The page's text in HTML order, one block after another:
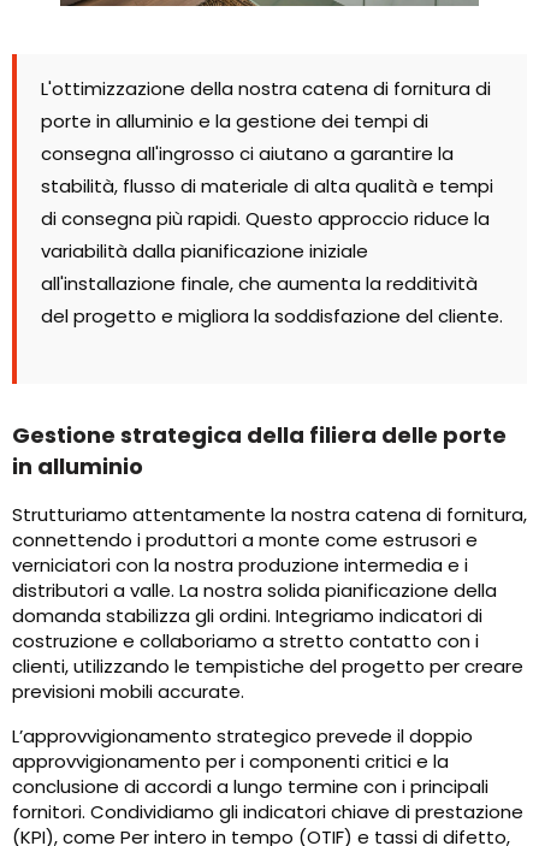
L'ottimizzazione della nostra catena di fornitura di
porte in alluminio e la gestione dei tempi di
consegna all'ingrosso ci aiutano a garantire la
stabilità, flusso di materiale di alta qualità e tempi
di consegna più rapidi. Questo approccio riduce la
variabilità dalla pianificazione iniziale
all'installazione finale, che aumenta la redditività
del progetto e migliora la soddisfazione del cliente.
Gestione strategica della filiera delle porte
in alluminio
Strutturiamo attentamente la nostra catena di fornitura,
connettendo i produttori a monte come estrusori e
verniciatori con la nostra produzione intermedia e i
distributori a valle. La nostra solida pianificazione della
domanda stabilizza gli ordini. Integriamo indicatori di
costruzione e collaboriamo a stretto contatto con i
clienti, utilizzando le tempistiche del progetto per creare
previsioni mobili accurate.
L’approvvigionamento strategico prevede il doppio
approvvigionamento per i componenti critici e la
conclusione di accordi a lungo termine con i principali
fornitori. Condividiamo gli indicatori chiave di prestazione
(KPI), come Per intero in tempo (OTIF) e tassi di difetto,